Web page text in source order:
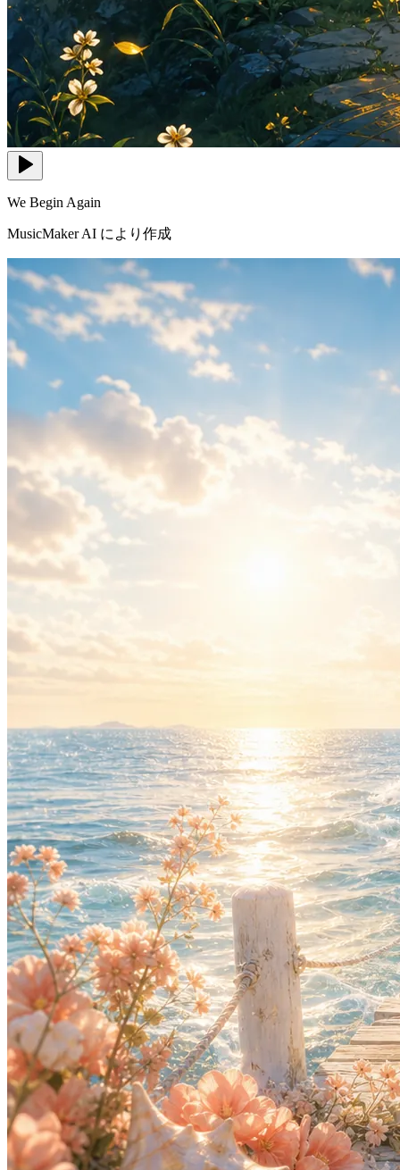
We Begin Again
MusicMaker AI により作成